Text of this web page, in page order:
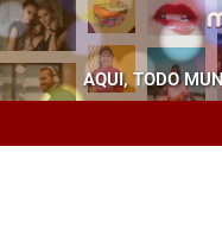
AQUI, TODO